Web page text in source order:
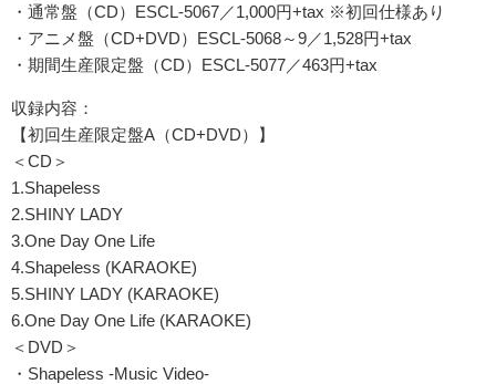
・通常盤（CD）ESCL-5067／1,000円+tax ※初回仕様あり
・アニメ盤（CD+DVD）ESCL-5068～9／1,528円+tax
・期間生産限定盤（CD）ESCL-5077／463円+tax
収録内容：
【初回生産限定盤A（CD+DVD）】
＜CD＞
1.Shapeless
2.SHINY LADY
3.One Day One Life
4.Shapeless (KARAOKE)
5.SHINY LADY (KARAOKE)
6.One Day One Life (KARAOKE)
＜DVD＞
・Shapeless -Music Video-